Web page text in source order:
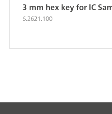
3 mm hex key for IC
6.2621.100